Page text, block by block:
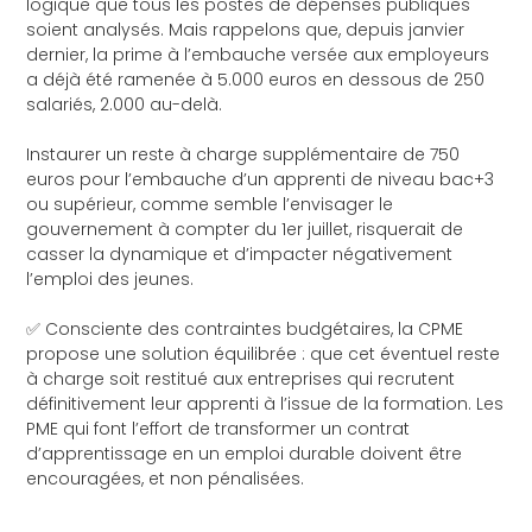
soient analysés. Mais rappelons que, depuis janvier
dernier, la prime à l’embauche versée aux employeurs
a déjà été ramenée à 5.000 euros en dessous de 250
salariés, 2.000 au-delà.
Instaurer un reste à charge supplémentaire de 750
euros pour l’embauche d’un apprenti de niveau bac+3
ou supérieur, comme semble l’envisager le
gouvernement à compter du 1er juillet, risquerait de
casser la dynamique et d’impacter négativement
l’emploi des jeunes.
✅ Consciente des contraintes budgétaires, la CPME
propose une solution équilibrée : que cet éventuel reste
à charge soit restitué aux entreprises qui recrutent
définitivement leur apprenti à l’issue de la formation. Les
PME qui font l’effort de transformer un contrat
d’apprentissage en un emploi durable doivent être
encouragées, et non pénalisées.